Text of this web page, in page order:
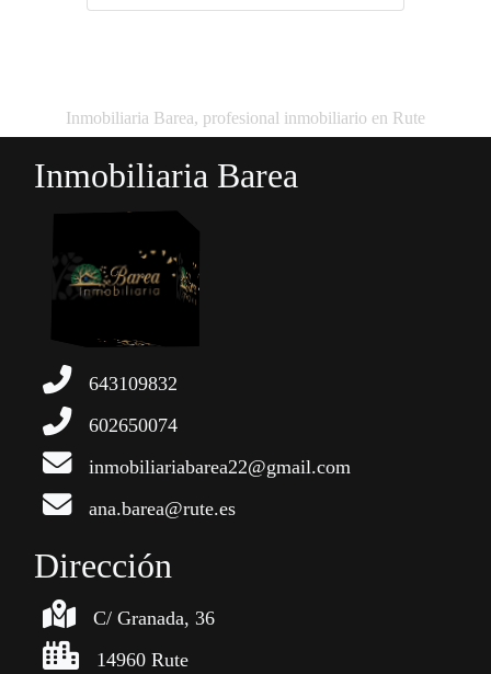
Inmobiliaria Barea, profesional inmobiliario en Rute
Inmobiliaria Barea
643109832
602650074
inmobiliariabarea22@gmail.com
ana.barea@rute.es
Dirección
C/ Granada, 36
14960 Rute